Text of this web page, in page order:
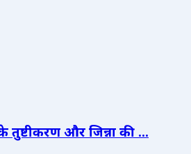
तुष्टीकरण और जिन्ना की ...